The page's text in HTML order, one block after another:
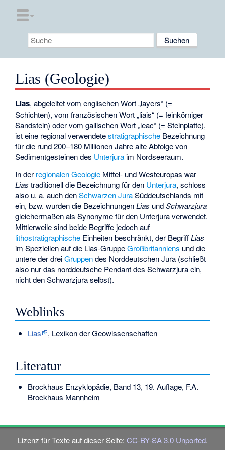
Lias (Geologie)
Lias, abgeleitet vom englischen Wort „layers“ (=
Schichten), vom französischen Wort „liais“ (= feinkörniger
Sandstein) oder vom gallischen Wort „leac“ (= Steinplatte),
ist eine regional verwendetestratigraphische Bezeichnung
für die rund 200–180 Millionen Jahre alte Abfolge von
Sedimentgesteinen des Unterjura im Nordseeraum.
In der regionalen Geologie Mittel- und Westeuropas war
Lias traditionell die Bezeichnung für den Unterjura, schloss
also u. a. auch denSchwarzen JuraSüddeutschlands mit
ein, bzw. wurden die BezeichnungenLias undSchwarzjura
gleichermaßen als Synonyme für den Unterjura verwendet.
Mittlerweile sind beide Begriffe jedoch auf
lithostratigraphische Einheiten beschränkt, der BegriffLias
im Speziellen auf die Lias-GruppeGroßbritanniens und die
untere der dreiGruppendes Norddeutschen Jura (schließt
also nur das norddeutsche Pendant des Schwarzjura ein,
nicht den Schwarzjura selbst).
Weblinks
Lias , Lexikon der Geowissenschaften
Literatur
Brockhaus Enzyklopädie, Band 13, 19. Auflage, F.A.
Brockhaus Mannheim
Lizenz für Texte auf dieser Seite: CC-BY-SA 3.0 Unported.